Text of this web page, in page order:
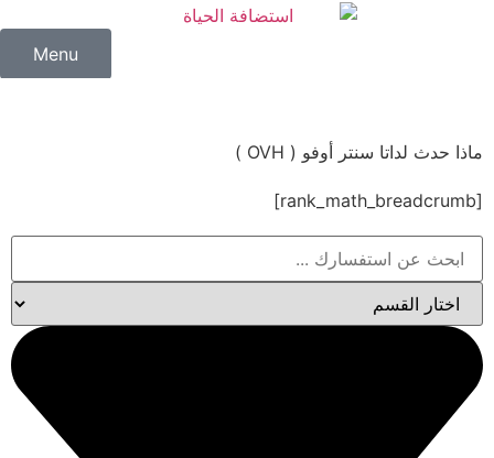
Menu
ماذا حدث لداتا سنتر أوفو ( OVH )
[rank_math_breadcrumb]